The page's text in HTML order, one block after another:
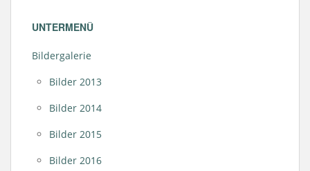
UNTERMENÜ
Bildergalerie
Bilder 2013
Bilder 2014
Bilder 2015
Bilder 2016